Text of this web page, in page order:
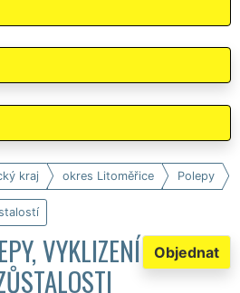
kraj okres Litoměřice Polepy
Objednat
VYKLIZENÍ